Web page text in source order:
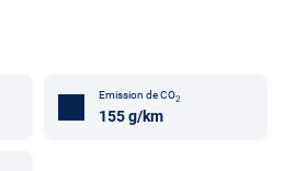
Emission de CO2
155 g/km